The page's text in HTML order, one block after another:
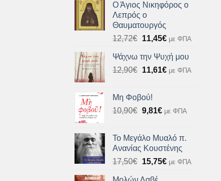
was:
29,00€.
τιμή
23,20€.
Ο Άγιος Νικηφόρος ο
Λεπρός ο
Θαυματουργός
12,72€ Original
was:
12,72€.
11,45€Η
τιμή
είναι:
με ΦΠΑ
Ψάχνω την Ψυχή μου
12,90€ Original
12,90€.
11,61€Η
11,61€.
με ΦΠΑ
Μη Φοβού!
10,90€ Original
10,90€.
9,81€Η
είναι:
9,81€.
με ΦΠΑ
Το Μεγάλο Μυαλό π.
Ανανίας Κουστένης
17,50€ Original
15,75€Ημε ΦΠΑ